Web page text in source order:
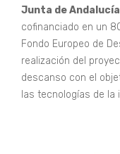
Junta de Andalucía
cofinanciado en un
Fondo Europeo de
realización del
descanso con el
las tecnologías de la